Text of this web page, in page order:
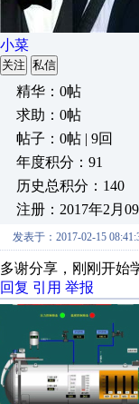
小菜
关注 私信
精华：0帖
求助：0帖
帖子：0帖 | 9回
年度积分：91
历史总积分：140
注册：2017年2月09
发表于：2017-02-15
多谢分享，刚刚开始
回复 引用 举报